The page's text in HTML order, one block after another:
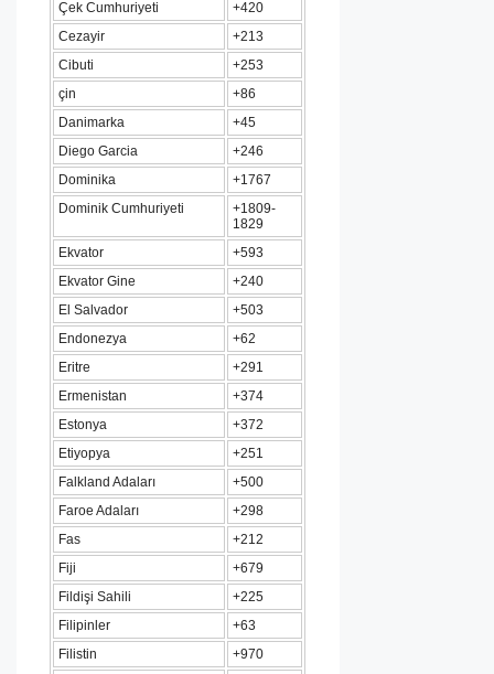
Çek Cumhuriyeti
+420
Cezayir
+213
Cibuti
+253
çin
+86
Danimarka
+45
Diego Garcia
+246
Dominika
+1767
Dominik Cumhuriyeti
+1809-
1829
Ekvator
+593
Ekvator Gine
+240
El Salvador
+503
Endonezya
+62
Eritre
+291
Ermenistan
+374
Estonya
+372
Etiyopya
+251
Falkland Adaları
+500
Faroe Adaları
+298
Fas
+212
Fiji
+679
Fildişi Sahili
+225
Filipinler
+63
Filistin
+970